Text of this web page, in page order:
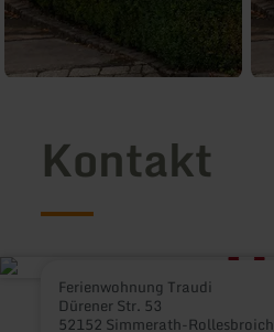
Kontakt
Ferienwohnung Traudi
Dürener Str. 53
52152 Simmerath-Rollesbroich